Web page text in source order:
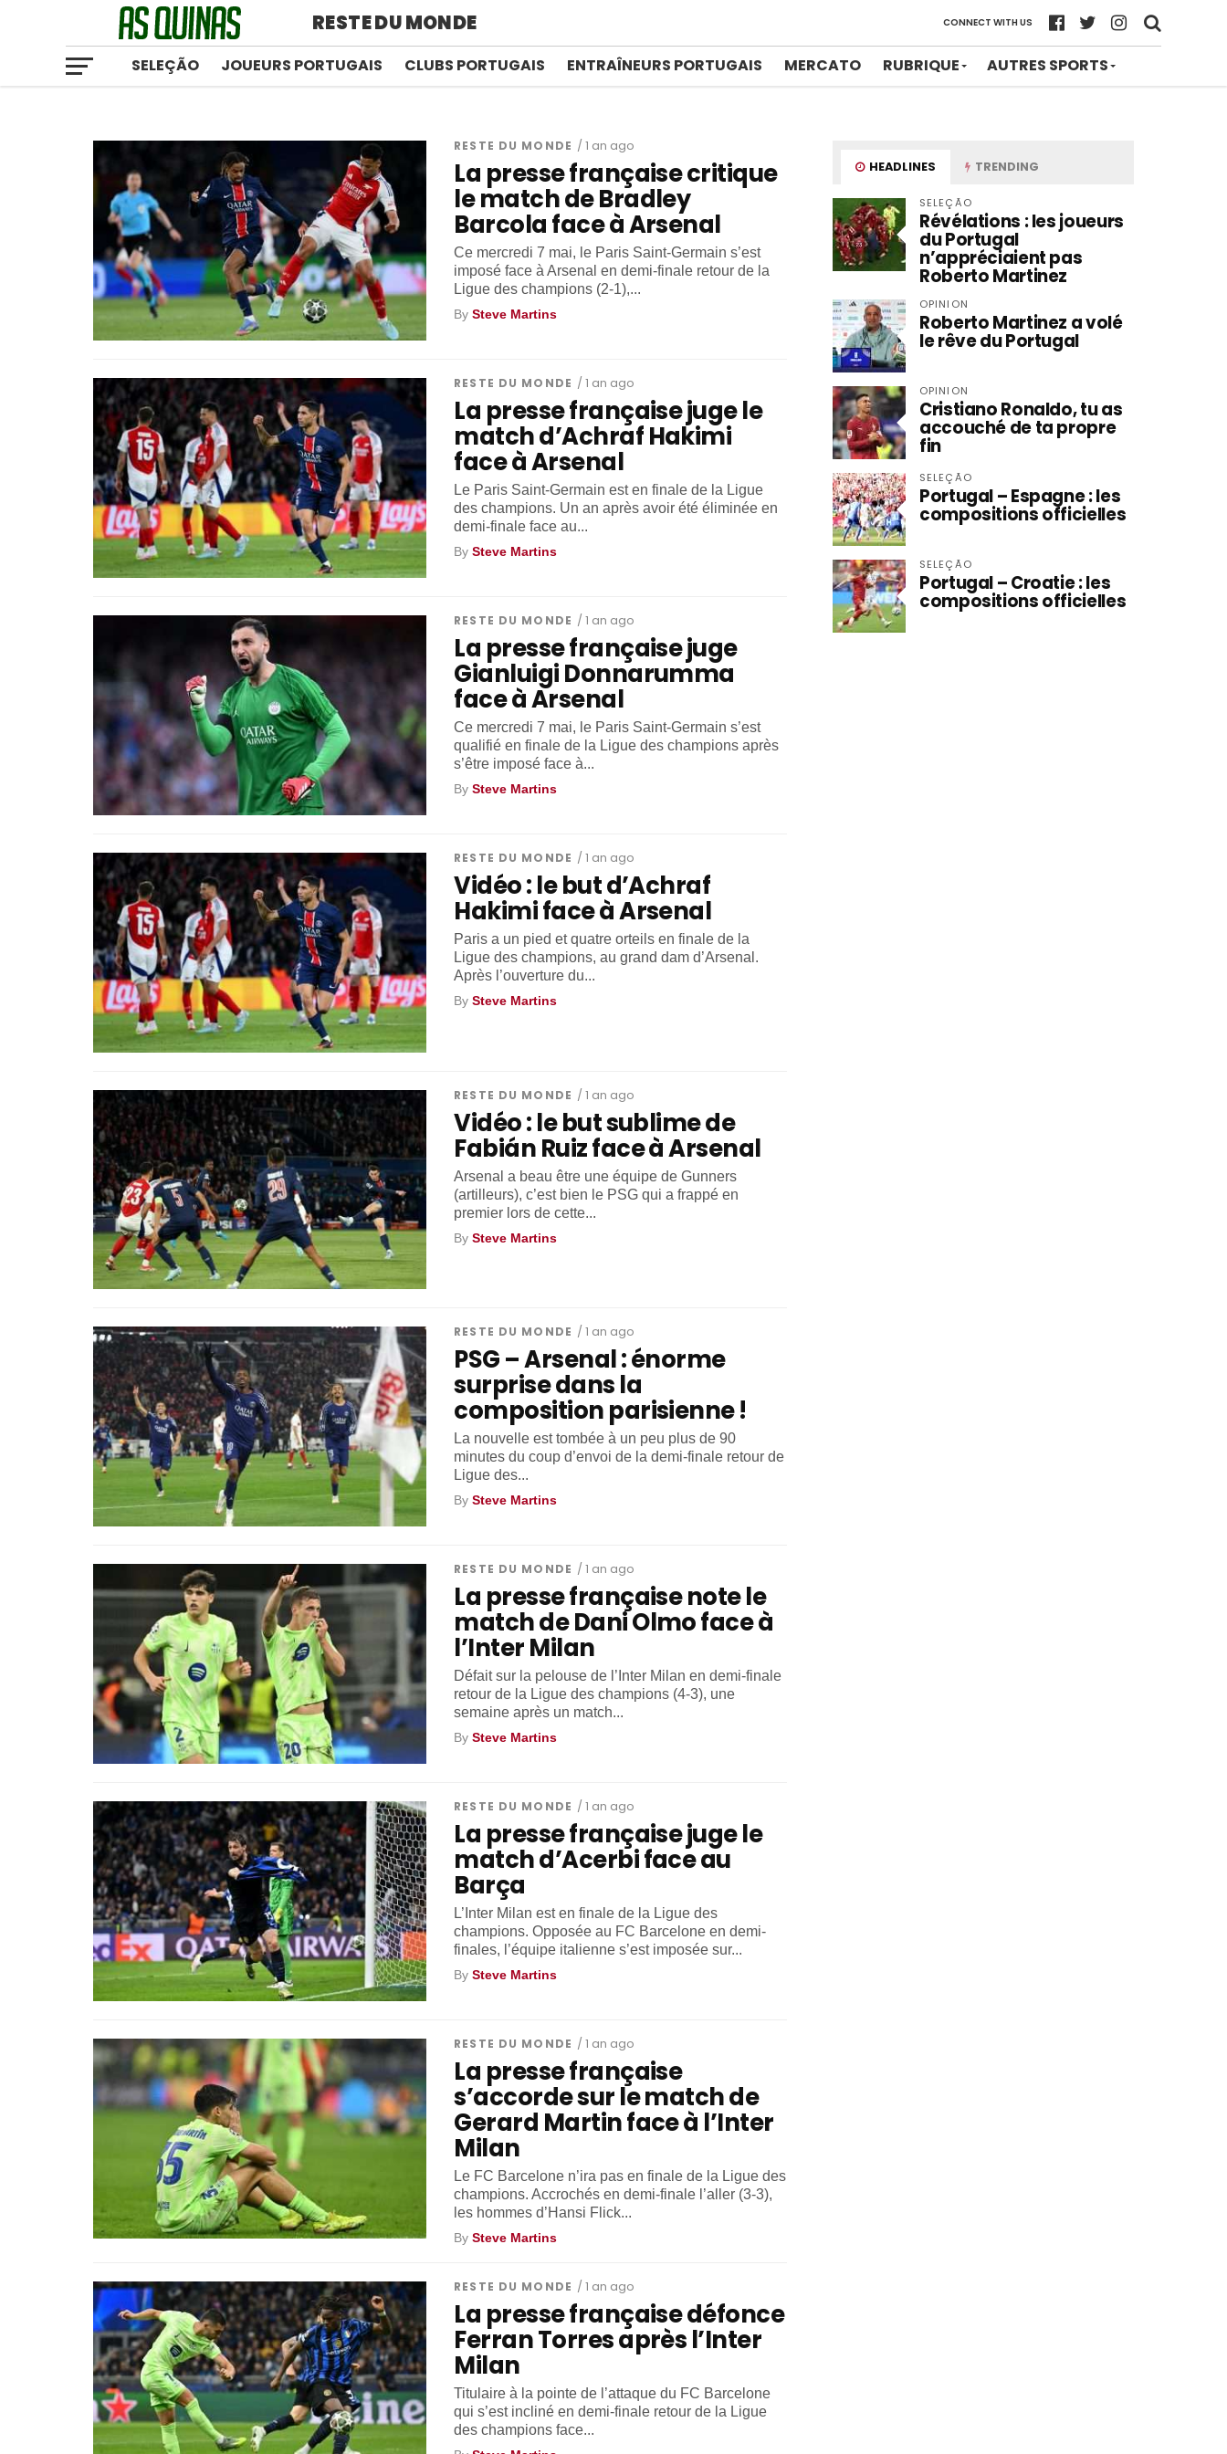
RESTE DU MONDE CONNECT WITH US
SELEÇÃO JOUEURS PORTUGAIS CLUBS PORTUGAIS ENTRAÎNEURS PORTUGAIS MERCATO RUBRIQUE AUTRES SPORTS
RESTE DU MONDE / 1 an ago
La presse française critique
le match de Bradley
Barcola face à Arsenal
Ce mercredi 7 mai, le Paris Saint-Germain s’est
imposé face à Arsenal en demi-finale retour de la
Ligue des champions (2-1),...
BySteve Martins
RESTE DU MONDE / 1 an ago
La presse française juge le
match d’Achraf Hakimi
face à Arsenal
Le Paris Saint-Germain est en finale de la Ligue
des champions. Un an après avoir été éliminée en
demi-finale face au...
BySteve Martins
RESTE DU MONDE / 1 an ago
La presse française juge
Gianluigi Donnarumma
face à Arsenal
Ce mercredi 7 mai, le Paris Saint-Germain s’est
qualifié en finale de la Ligue des champions après
s’être imposé face à...
BySteve Martins
RESTE DU MONDE / 1 an ago
Vidéo : le but d’Achraf
Hakimi face à Arsenal
Paris a un pied et quatre orteils en finale de la
Ligue des champions, au grand dam d’Arsenal.
Après l’ouverture du...
BySteve Martins
RESTE DU MONDE / 1 an ago
Vidéo : le but sublime de
Fabián Ruiz face à Arsenal
Arsenal a beau être une équipe de Gunners
(artilleurs), c’est bien le PSG qui a frappé en
premier lors de cette...
BySteve Martins
RESTE DU MONDE / 1 an ago
PSG – Arsenal : énorme
surprise dans la
composition parisienne !
La nouvelle est tombée à un peu plus de 90
minutes du coup d’envoi de la demi-finale retour de
Ligue des...
BySteve Martins
RESTE DU MONDE / 1 an ago
La presse française note le
match de Dani Olmo face à
l’Inter Milan
Défait sur la pelouse de l’Inter Milan en demi-finale
retour de la Ligue des champions (4-3), une
semaine après un match...
BySteve Martins
RESTE DU MONDE / 1 an ago
La presse française juge le
match d’Acerbi face au
Barça
L’Inter Milan est en finale de la Ligue des
champions. Opposée au FC Barcelone en demi-
finales, l’équipe italienne s’est imposée sur...
BySteve Martins
RESTE DU MONDE / 1 an ago
La presse française
s’accorde sur le match de
Gerard Martin face à l’Inter
Milan
Le FC Barcelone n’ira pas en finale de la Ligue des
champions. Accrochés en demi-finale l’aller (3-3),
les hommes d’Hansi Flick...
BySteve Martins
RESTE DU MONDE / 1 an ago
La presse française défonce
Ferran Torres après l’Inter
Milan
Titulaire à la pointe de l’attaque du FC Barcelone
qui s’est incliné en demi-finale retour de la Ligue
des champions face...
HEADLINES TRENDING
SELEÇÃO
Révélations : les joueurs
du Portugal
n’appréciaient pas
Roberto Martinez
OPINION
Roberto Martinez a volé
le rêve du Portugal
OPINION
Cristiano Ronaldo, tu as
accouché de ta propre
fin
SELEÇÃO
Portugal – Espagne : les
compositions officielles
SELEÇÃO
Portugal – Croatie : les
compositions officielles